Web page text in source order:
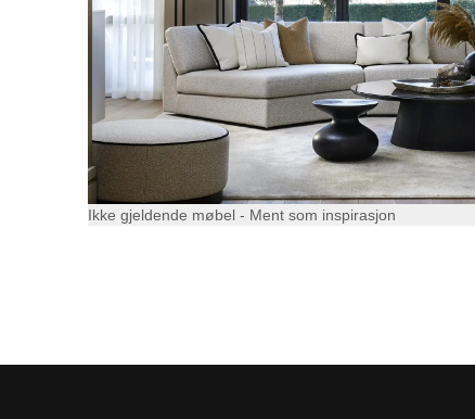
Ikke gjeldende møbel - Ment som inspirasjon